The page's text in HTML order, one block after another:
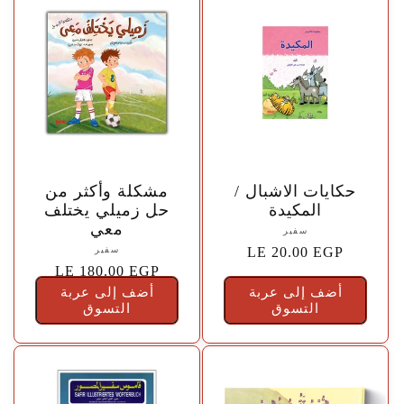
l
🤍
مشكلة وأكثر من
حل زميلي يختلف
معي
المورّد:
{{
vendor
}}
سفير
السعر
الاعتيادي
LE 180.00 EGP
أضف إلى عربة
التسوق
حكايات الاشبال /
المكيدة
المورّد:
{{
}}
سفير
السعر
الاعتيادي
LE 20.00 EGP
أضف إلى عربة
التسوق